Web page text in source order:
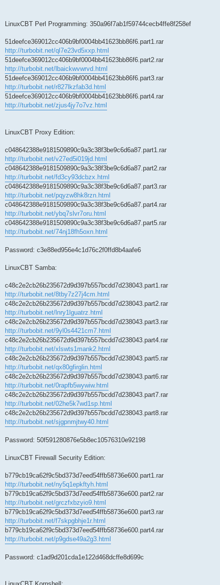
LinuxCBT Perl Programming: 350a96f7ab1f59744cecb4ffe8f258ef
51deefce369012cc406b9bf0004bb41623bb86f6.part1.rar
http://turbobit.net/ql7e23vd5xxp.html
51deefce369012cc406b9bf0004bb41623bb86f6.part2.rar
http://turbobit.net/lbaickwvwrvd.html
51deefce369012cc406b9bf0004bb41623bb86f6.part3.rar
http://turbobit.net/r827lkzfab3d.html
51deefce369012cc406b9bf0004bb41623bb86f6.part4.rar
http://turbobit.net/zjus4jy7o7vz.html
LinuxCBT Proxy Edition:
c048642388e9181509890c9a3c38f3be9c6d6a87.part1.rar
http://turbobit.net/v27ed5i019jd.html
c048642388e9181509890c9a3c38f3be9c6d6a87.part2.rar
http://turbobit.net/fd3cy93dcbzx.html
c048642388e9181509890c9a3c38f3be9c6d6a87.part3.rar
http://turbobit.net/pqyzw8hk8rzn.html
c048642388e9181509890c9a3c38f3be9c6d6a87.part4.rar
http://turbobit.net/ybq7slvr7oru.html
c048642388e9181509890c9a3c38f3be9c6d6a87.part5.rar
http://turbobit.net/74nj18fh5oxn.html
Password: c3e88ed956e4c1d76c2f0ffd8b4aafe6
LinuxCBT Samba:
c48c2e2cb26b235672d9d397b557bcdd7d238043.part1.rar
http://turbobit.net/8tby7z27j4cm.html
c48c2e2cb26b235672d9d397b557bcdd7d238043.part2.rar
http://turbobit.net/lnry1lguatrz.html
c48c2e2cb26b235672d9d397b557bcdd7d238043.part3.rar
http://turbobit.net/9yl0s4421cm7.html
c48c2e2cb26b235672d9d397b557bcdd7d238043.part4.rar
http://turbobit.net/xlswts1mank2.html
c48c2e2cb26b235672d9d397b557bcdd7d238043.part5.rar
http://turbobit.net/qx80gfirglin.html
c48c2e2cb26b235672d9d397b557bcdd7d238043.part6.rar
http://turbobit.net/0rapfb5wywiw.html
c48c2e2cb26b235672d9d397b557bcdd7d238043.part7.rar
http://turbobit.net/02he5k7wd1sp.html
c48c2e2cb26b235672d9d397b557bcdd7d238043.part8.rar
http://turbobit.net/sjgpnmjtwy40.html
Password: 50f591280876e5b8ec10576310e92198
LinuxCBT Firewall Security Edition:
b779cb19ca62f9c5bd373d7eed54ffb58736e600.part1.rar
http://turbobit.net/ny5q1epkftyh.html
b779cb19ca62f9c5bd373d7eed54ffb58736e600.part2.rar
http://turbobit.net/grczfxbzyio9.html
b779cb19ca62f9c5bd373d7eed54ffb58736e600.part3.rar
http://turbobit.net/f7skpgbhje1r.html
b779cb19ca62f9c5bd373d7eed54ffb58736e600.part4.rar
http://turbobit.net/p9gdse49a2g3.html
Password: c1ad9d201cda1e122d468dcffe8d699c